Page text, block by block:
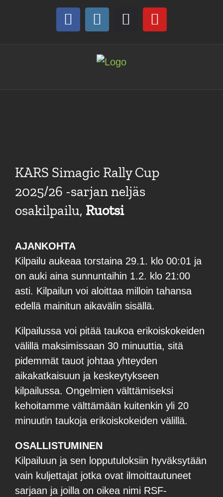
FacebookInstagram
DiscordYouTube
KARS Simagic Rally Cup
2025/26 -sarjan neljäs
osakilpailu, Ruotsi
AJANKOHTA
Kilpailu aukeaa torstaina 29.1. klo 00:01 ja
on auki aina sunnuntaihin 1.2. klo 21:00
asti. Kilpailun voi aloittaa milloin tahansa
edellä mainitun aikavälin sisällä.
Kilpailussa voi pitää taukoa erikoiskokeiden
välillä maksimissaan 30 minuuttia, sitä
pidemmät tauot johtaa yhteyden
aikakatkaisuun ja keskeytykseen
kilpailussa. Ongelmien välttämiseksi
kehoitamme välttämään kuitenkin yli 20
minuutin taukoja erikoiskokeiden välillä.
OSALLISTUMINEN
Kilpailuun ja sen lopputuloksiin hyväksytään
vain kuljettajat jotka ovat ilmoittautuneet
sarjaan ja joilla on oikea nimi RSF-